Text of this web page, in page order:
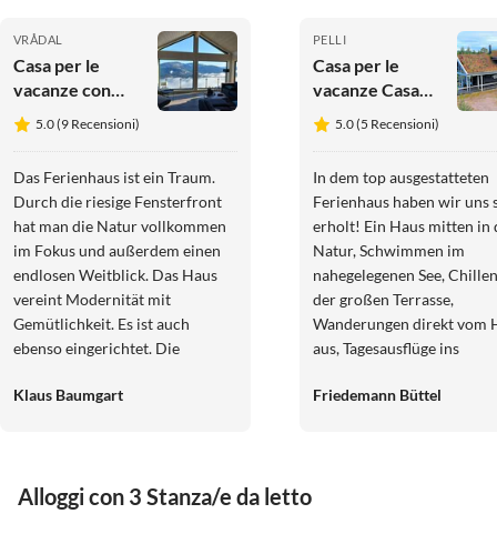
VRÅDAL
Casa per le
vacanze con
sauna in
montagna
5.0 (9 Recensioni)
Das Ferienhaus ist ein Traum.
Durch die riesige Fensterfront
hat man die Natur vollkommen
im Fokus und außerdem einen
endlosen Weitblick. Das Haus
vereint Modernität mit
Gemütlichkeit. Es ist auch
ebenso eingerichtet. Die
Luft, die Möbel sind gemütlich
Küche mit ihrer Ausstattung
Klaus Baumgart
PELLI
Casa per le
vacanze Casa
Lykkehjem
5.0 (5 Recensioni)
In dem top ausgestatteten
Ferienhaus haben wir uns
erholt! Ein Haus mitten in
Natur, Schwimmen im
nahegelegenen See,
der großen Terrasse,
Wanderungen direkt vom
aus, Tagesausflüge ins
Stille in der Nacht, dazu
Friedemann Büttel
Alloggi con 3 Stanza/e da letto